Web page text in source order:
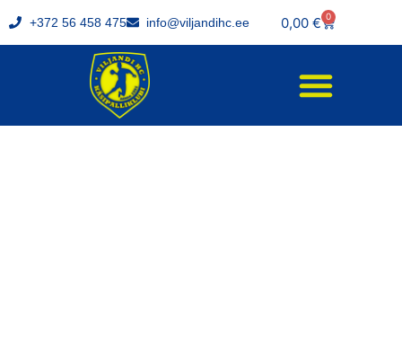
+372 56 458 475 info@viljandihc.ee 0,00 € 0